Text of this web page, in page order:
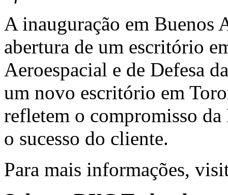
A inauguração em Buenos
abertura de um escritório
Aeroespacial e de Defesa
um novo escritório em
refletem o compromisso
o sucesso do cliente.
Para mais informações,